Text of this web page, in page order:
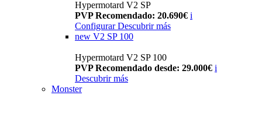
Hypermotard V2 SP
PVP Recomendado: 20.690€ i
Configurar Descubrir más
new V2 SP 100
Hypermotard V2 SP 100
PVP Recomendado desde: 29.000€ i
Descubrir más
Monster